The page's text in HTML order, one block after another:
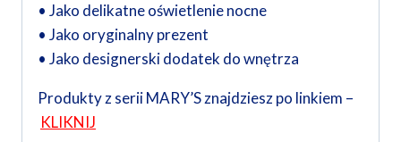
• Jako delikatne oświetlenie nocne
• Jako oryginalny prezent
• Jako designerski dodatek do wnętrza
Produkty z serii MARY’S znajdziesz po linkiem –
KLIKNIJ